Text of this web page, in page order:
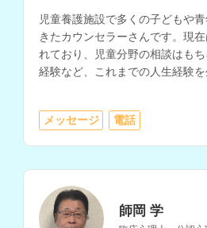
児童養護施設で多くの子どもや
きたカウンセラーさんです。現
れており、児童分野の相談はも
経験など、これまでの人生経験
可能です。ファイナンシャルプ
で、お金に関する相談もしてい
メッセージ 電話
師岡 学